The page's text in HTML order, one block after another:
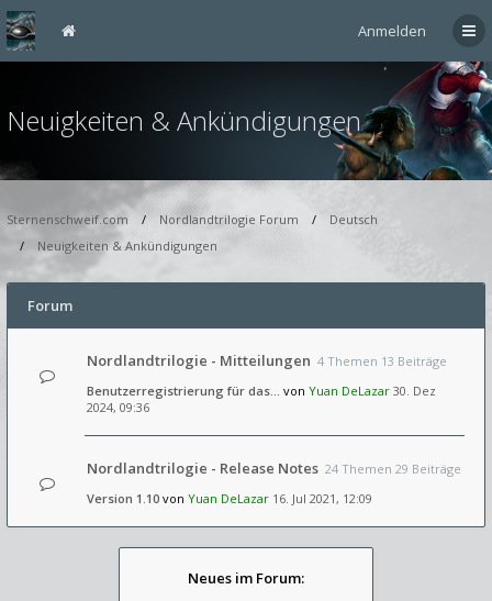
Anmelden
Neuigkeiten & Ankündigungen
Sternenschweif.com Nordlandtrilogie Forum
Deutsch
Neuigkeiten & Ankündigungen
Forum
Nordlandtrilogie - Mitteilungen 4 Themen 13 Beiträge
Benutzerregistrierung für das… von Yuan DeLazar 30. Dez
2024, 09:36
Nordlandtrilogie - Release Notes 24 Themen 29 Beiträge
Version 1.10 von Yuan DeLazar 16. Jul 2021, 12:09
Neues im Forum: